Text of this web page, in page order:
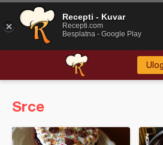
Srce
Recepti - Kuvar
Recepti.com
Besplatna - Google Play